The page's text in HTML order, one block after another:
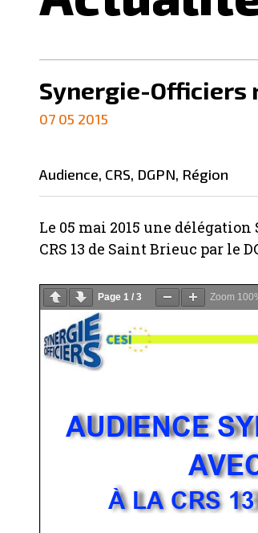
Synergie-Officiers
07 05 2015
audience, CRS, DGPN, région
Le 05 mai 2015 une délégation
CRS 13 de Saint Brieuc par le
Page 1 / 3 Zoom